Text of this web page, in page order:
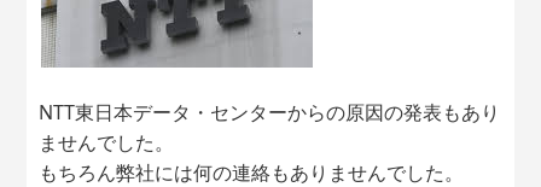
NTT東日本データ・センターからの原因の発表もあり
ませんでした。
もちろん弊社には何の連絡もありませんでした。